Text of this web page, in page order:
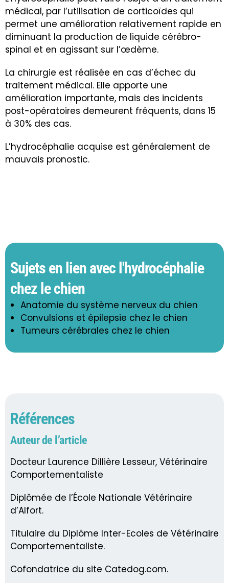
médical, par l’utilisation de corticoïdes qui
permet une amélioration relativement rapide en
diminuant la production de liquide cérébro-
spinal et en agissant sur l’œdème.
La chirurgie est réalisée en cas d’échec du
traitement médical. Elle apporte une
amélioration importante, mais des incidents
post-opératoires demeurent fréquents, dans 15
à 30% des cas.
L’hydrocéphalie acquise est généralement de
mauvais pronostic.
Sujets en lien avec l'hydrocéphalie
chez le chien
Anatomie du système nerveux du chien
Convulsions et épilepsie chez le chien
Tumeurs cérébrales chez le chien
Références
Auteur de l’article
Docteur Laurence Dillière Lesseur, Vétérinaire
Comportementaliste
Diplômée de l’École Nationale Vétérinaire
d’Alfort.
Titulaire du Diplôme Inter-Ecoles de Vétérinaire
Comportementaliste.
Cofondatrice du site Catedog.com.